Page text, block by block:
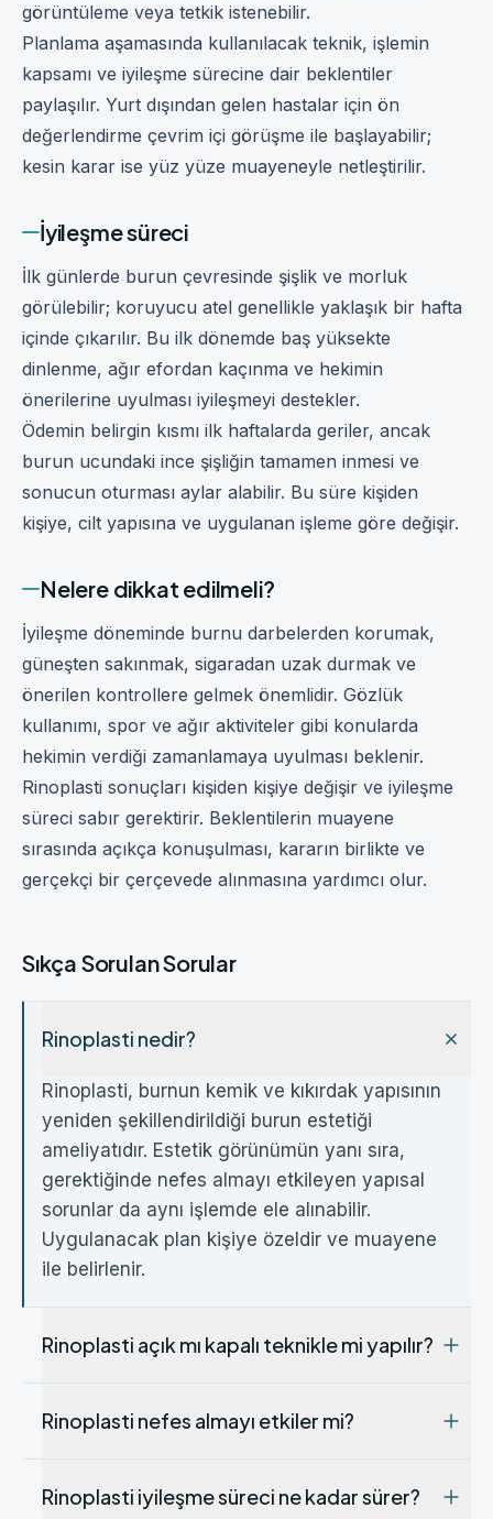
görüntüleme veya tetkik istenebilir.
Planlama aşamasında kullanılacak teknik, işlemin
kapsamı ve iyileşme sürecine dair beklentiler
paylaşılır. Yurt dışından gelen hastalar için ön
değerlendirme çevrim içi görüşme ile başlayabilir;
kesin karar ise yüz yüze muayeneyle netleştirilir.
İyileşme süreci
İlk günlerde burun çevresinde şişlik ve morluk
görülebilir; koruyucu atel genellikle yaklaşık bir hafta
içinde çıkarılır. Bu ilk dönemde baş yüksekte
dinlenme, ağır efordan kaçınma ve hekimin
önerilerine uyulması iyileşmeyi destekler.
Ödemin belirgin kısmı ilk haftalarda geriler, ancak
burun ucundaki ince şişliğin tamamen inmesi ve
sonucun oturması aylar alabilir. Bu süre kişiden
kişiye, cilt yapısına ve uygulanan işleme göre değişir.
Nelere dikkat edilmeli?
İyileşme döneminde burnu darbelerden korumak,
güneşten sakınmak, sigaradan uzak durmak ve
önerilen kontrollere gelmek önemlidir. Gözlük
kullanımı, spor ve ağır aktiviteler gibi konularda
hekimin verdiği zamanlamaya uyulması beklenir.
Rinoplasti sonuçları kişiden kişiye değişir ve iyileşme
süreci sabır gerektirir. Beklentilerin muayene
sırasında açıkça konuşulması, kararın birlikte ve
gerçekçi bir çerçevede alınmasına yardımcı olur.
Sıkça Sorulan Sorular
Rinoplasti nedir?
Rinoplasti, burnun kemik ve kıkırdak yapısının
yeniden şekillendirildiği burun estetiği
ameliyatıdır. Estetik görünümün yanı sıra,
gerektiğinde nefes almayı etkileyen yapısal
sorunlar da aynı işlemde ele alınabilir.
Uygulanacak plan kişiye özeldir ve muayene
ile belirlenir.
Rinoplasti açık mı kapalı teknikle mi yapılır?
Rinoplasti nefes almayı etkiler mi?
Rinoplasti iyileşme süreci ne kadar sürer?